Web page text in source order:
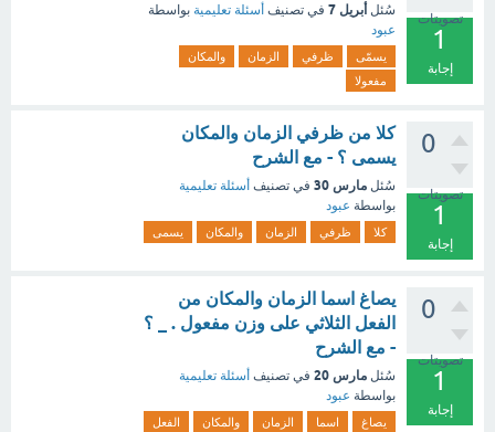
تصويتات
1
إجابة
سُئل أبريل 7 في تصنيف أسئلة تعليمية بواسطة
عبود
يسمّى ظرفي الزمان
والمكان
مفعولا
0
تصويتات
1
إجابة
كلا من ظرفي الزمان والمكان
يسمى ؟ - مع الشرح
سُئل مارس 30 في تصنيف أسئلة تعليمية
بواسطة عبود
كلا ظرفي الزمان والمكان يسمى
0
تصويتات
1
إجابة
يصاغ اسما الزمان والمكان من
الفعل الثلاثي على وزن مفعول . _ ؟
- مع الشرح
سُئل مارس 20 في تصنيف أسئلة تعليمية
بواسطة عبود
يصاغ اسما الزمان والمكان
الفعل